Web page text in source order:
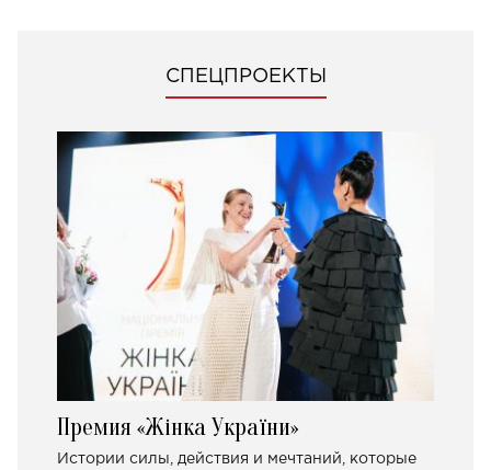
СПЕЦПРОЕКТЫ
Премия «Жінка України»
Истории силы, действия и мечтаний, которые